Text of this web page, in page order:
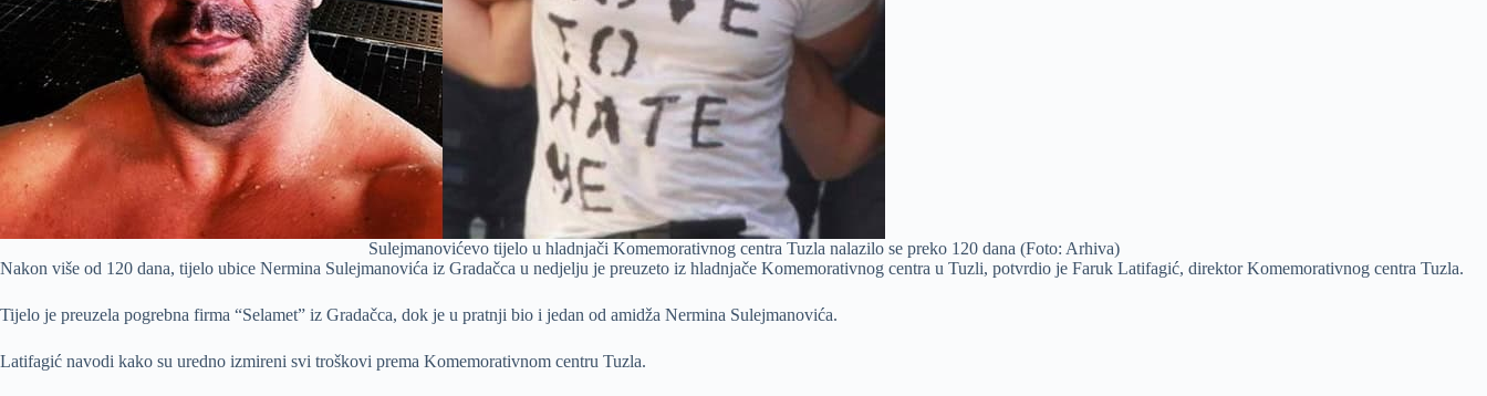
Sulejmanovićevo tijelo u hladnjači Komemorativnog centra Tuzla nalazilo se preko 120 dana (Foto: Arhiva)
Nakon više od 120 dana, tijelo ubice Nermina Sulejmanovića iz Gradačca u nedjelju je preuzeto iz hladnjače Komemorativnog centra u Tuzli, potvrdio je Faruk Latifagić, direktor Komemorativnog centra Tuzla.
Tijelo je preuzela pogrebna firma “Selamet” iz Gradačca, dok je u pratnji bio i jedan od amidža Nermina Sulejmanovića.
Latifagić navodi kako su uredno izmireni svi troškovi prema Komemorativnom centru Tuzla.